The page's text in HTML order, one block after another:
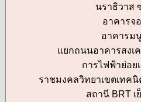
นราธิวาส
อาคารจ
อาคารม
แยกถนนอาคารสงเ
การไฟฟ้าย่อย
ราชมงคลวิทยาเขตเทค
สถานี BRT เ